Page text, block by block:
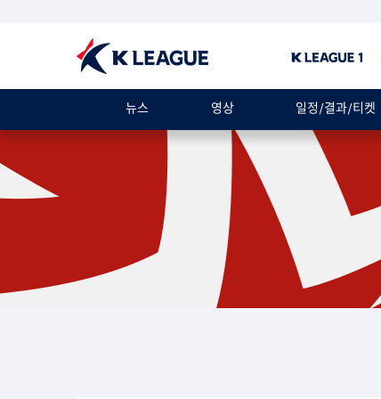
뉴스 영상 일정/결과/티켓